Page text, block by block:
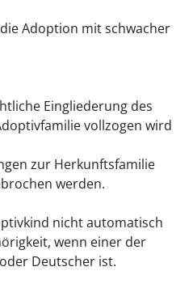
Adoption mit schwacher
Eingliederung des
vollzogen wird
zur Herkunftsfamilie
werden.
nicht automatisch
wenn einer der
Deutscher ist.